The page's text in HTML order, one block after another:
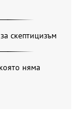
скептицизъм
няма